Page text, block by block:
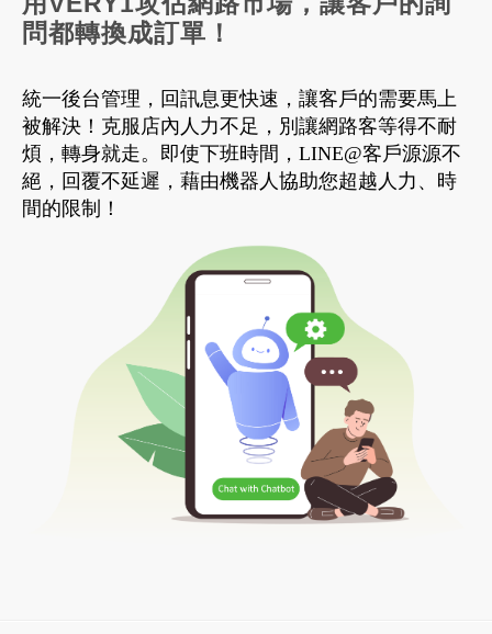
問都轉換成訂單！
統一後台管理，回訊息更快速，讓客戶的需要馬上
被解決！克服店內人力不足，別讓網路客等得不耐
煩，轉身就走。即使下班時間，LINE@客戶源源不
絕，回覆不延遲，藉由機器人協助您超越人力、時
間的限制！